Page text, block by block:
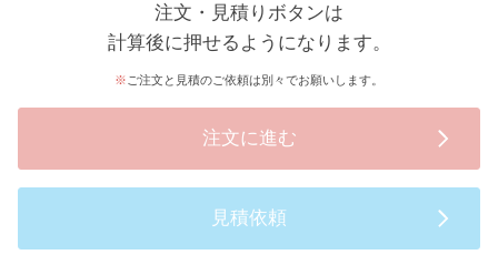
注文・見積りボタンは
計算後に押せるようになります。
ご注文と見積のご依頼は別々でお願いします。
注文に進む
見積依頼